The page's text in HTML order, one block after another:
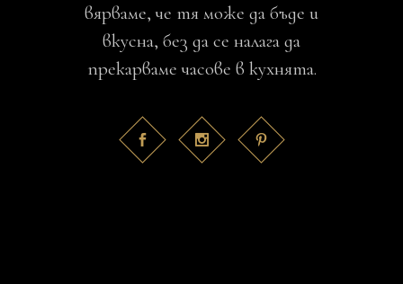
вярваме, че тя може да бъде и
вкусна, без да се налага да
прекарваме часове в кухнята.